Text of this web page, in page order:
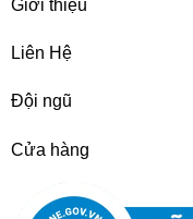
Giới thiệu
Liên Hệ
Đội ngũ
Cửa hàng